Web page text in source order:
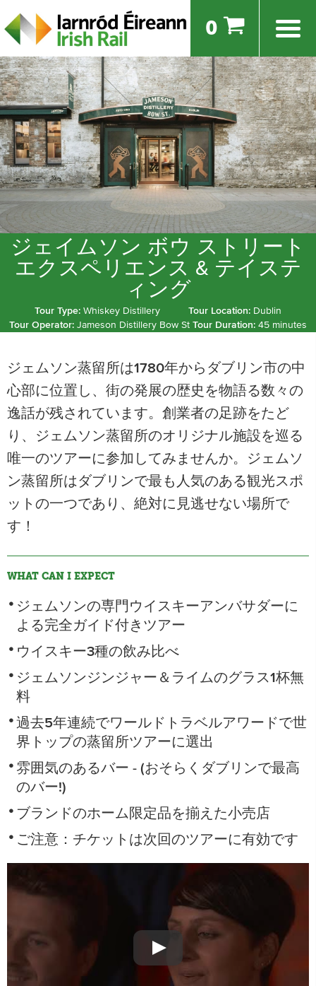
0
ジェイムソン ボウ ストリート
エクスペリエンス & テイステ
ィング
Tour Type:Whiskey Distillery Tour Location: Dublin
Tour Operator:Jameson Distillery Bow St Tour Duration: 45 minutes
ジェムソン蒸留所は1780年からダブリン市の中
心部に位置し、街の発展の歴史を物語る数々の
逸話が残されています。創業者の足跡をたど
り、ジェムソン蒸留所のオリジナル施設を巡る
唯一のツアーに参加してみませんか。ジェムソ
ン蒸留所はダブリンで最も人気のある観光スポ
ットの一つであり、絶対に見逃せない場所で
す！
WHAT CAN I EXPECT
ジェムソンの専門ウイスキーアンバサダーに
よる完全ガイド付きツアー
ウイスキー3種の飲み比べ
ジェムソンジンジャー＆ライムのグラス1杯無
料
過去5年連続でワールドトラベルアワードで世
界トップの蒸留所ツアーに選出
雰囲気のあるバー - (おそらくダブリンで最高
のバー!)
ブランドのホーム限定品を揃えた小売店
ご注意：チケットは次回のツアーに有効です